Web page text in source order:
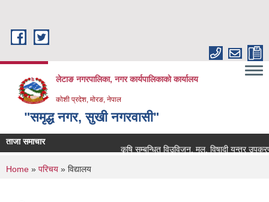
लेटाङ नगरपालिका, नगर कार्यपालिकाको कार्यालय
कोशी प्रदेश, मोरङ, नेपाल
"समृद्ध नगर, सुखी नगरवासी"
ताजा समाचार
कृषि सम्बन्धित विउविजन, मल, विषादी यन्त्र उपकरण
You are here
Home » परिचय » विद्यालय